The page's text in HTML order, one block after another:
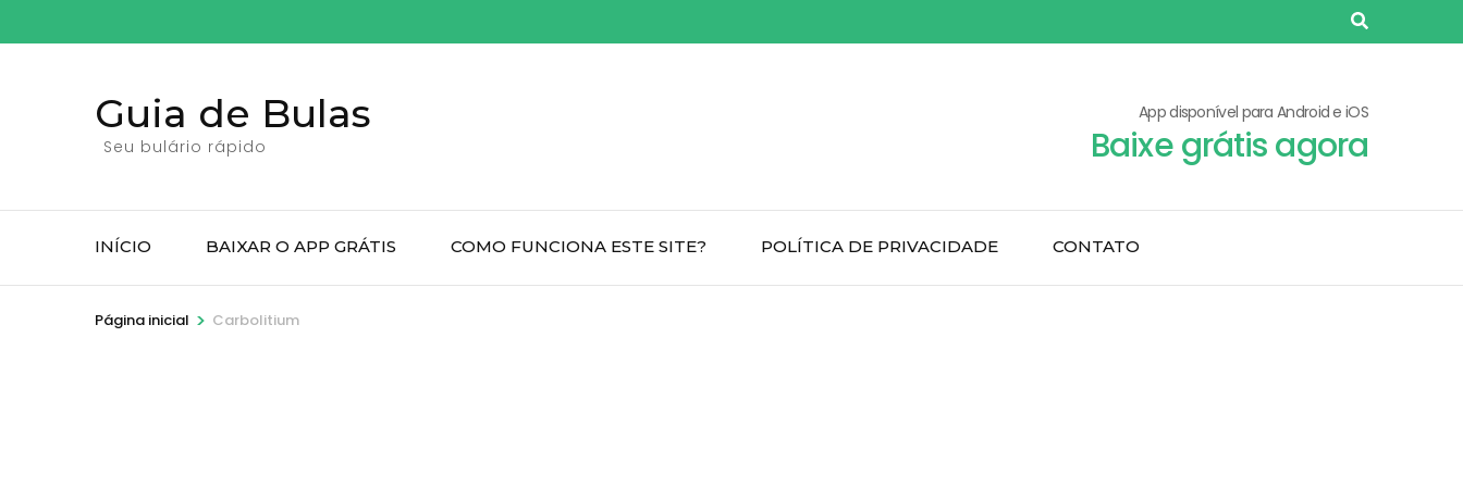
para
Guia de Bulas
Seu bulário rápido
App disponível para Android e iOS
Baixe grátis agora
INÍCIO BAIXAR O APP GRÁTIS COMO FUNCIONA ESTE SITE? POLÍTICA DE PRIVACIDADE CONTATO
Página inicial > Carbolitium